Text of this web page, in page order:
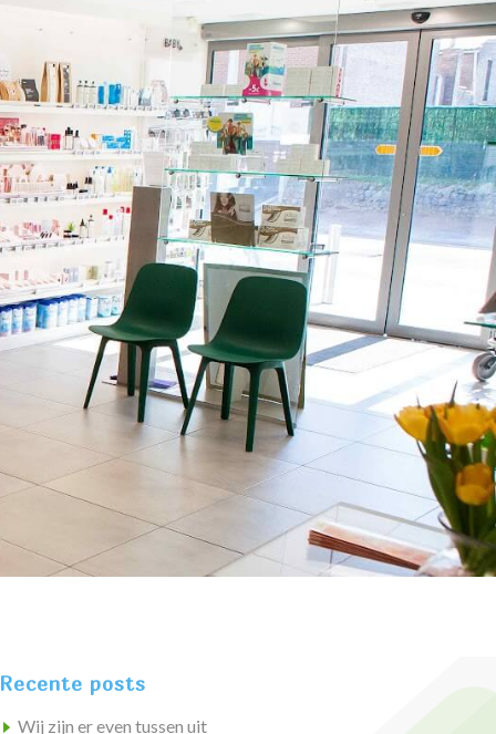
Recente posts
Wij zijn er even tussen uit